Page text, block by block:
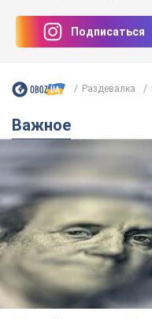
Подписаться
Раздевалка
Важное